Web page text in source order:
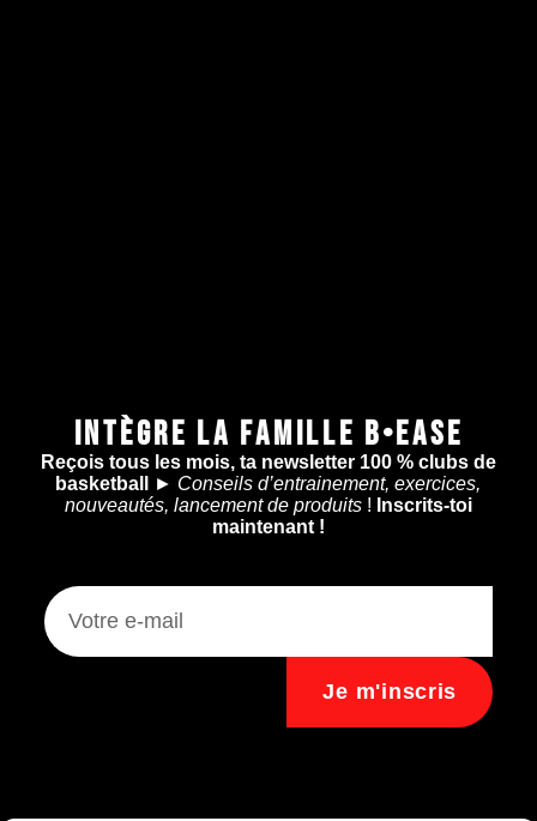
INTÈGRE LA FAMILLE B•EASE
Reçois tous les mois, ta newsletter 100 % clubs de
basketball
► Conseils d’entrainement, exercices,
nouveautés, lancement de produits! Inscrits-toi
maintenant !
Je m'inscris